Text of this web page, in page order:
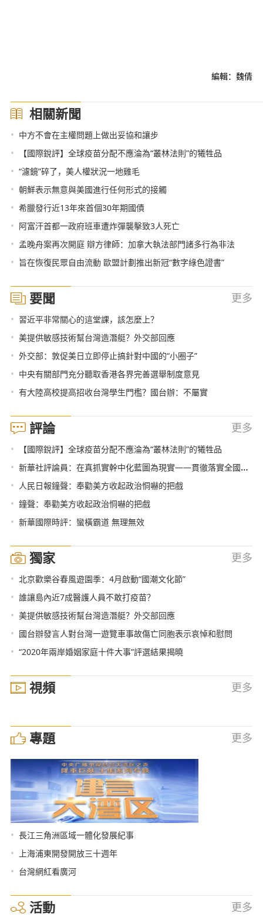
編輯：魏倩
相關新聞
• 中方不會在主權問題上做出妥協和讓步
• 【國際銳評】全球疫苗分配不應淪為“叢林法則”的犧牲品
• “濾鏡”碎了，美人權狀況一地雞毛
• 朝鮮表示無意與美國進行任何形式的接觸
• 希臘發行近13年來首個30年期國債
• 阿富汗首都一政府班車遭炸彈襲擊致3人死亡
• 孟晚舟案再次開庭 辯方律師：加拿大執法部門諸多行為非法
• 旨在恢復民眾自由流動 歐盟計劃推出新冠“數字綠色證書”
要聞 更多
• 習近平非常關心的這堂課，該怎麼上？
• 美提供敏感技術幫台灣造潛艇？外交部回應
• 外交部：敦促美日立即停止搞針對中國的“小圈子”
• 中央有關部門充分聽取香港各界完善選舉制度意見
• 有大陸高校提高招收台灣學生門檻？國台辦：不屬實
評論 更多
• 【國際銳評】全球疫苗分配不應淪為“叢林法則”的犧牲品
• 新華社評論員：在真抓實幹中化藍圖為現實——貫徹落實全國兩會精神
• 人民日報鐘聲：奉勸美方收起政治恫嚇的把戲
• 鐘聲：奉勸美方收起政治恫嚇的把戲
• 新華國際時評：蠻橫霸道 無理無效
獨家 更多
• 北京歡樂谷春風遊園季：4月啟動“國潮文化節”
• 誰讓島內近7成醫護人員不敢打疫苗？
• 美提供敏感技術幫台灣造潛艇？外交部回應
• 國台辦發言人對台灣一遊覽車事故傷亡同胞表示哀悼和慰問
• “2020年兩岸婚姻家庭十件大事”評選結果揭曉
視頻 更多
專題 更多
• 長江三角洲區域一體化發展紀事
• 上海浦東開發開放三十週年
• 台灣網紅看廣河
活動 更多